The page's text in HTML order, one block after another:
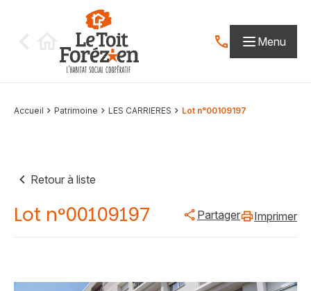
Contactez-nous
Menu
Accueil Patrimoine LES CARRIERES Lot n°00109197
Retour à liste
Lot n°00109197 Partager Imprimer